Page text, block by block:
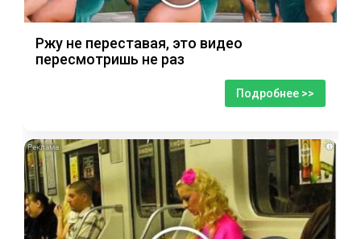
Ржу не переставая, это видео
пересмотришь не раз
Подробнее >>
i